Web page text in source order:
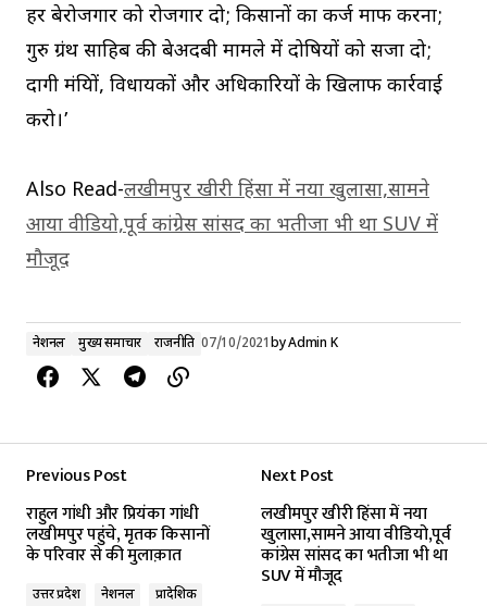
हर बेरोजगार को रोजगार दो; किसानों का कर्ज माफ करना;
गुरु ग्रंथ साहिब की बेअदबी मामले में दोषियों को सजा दो;
दागी मंत्रियों, विधायकों और अधिकारियों के खिलाफ कार्रवाई
करो।’
Also Read-लखीमपुर खीरी हिंसा में नया खुलासा,सामने
आया वीडियो,पूर्व कांग्रेस सांसद का भतीजा भी था SUV में
मौजूद
नेशनल मुख्य समाचार राजनीति 07/10/2021byAdmin K
Previous Post
राहुल गांधी और प्रियंका गांधी
लखीमपुर पहुंचे, मृतक किसानों
के परिवार से की मुलाक़ात
उत्तर प्रदेश नेशनल प्रादेशिक
Next Post
लखीमपुर खीरी हिंसा में नया
खुलासा,सामने आया वीडियो,पूर्व
कांग्रेस सांसद का भतीजा भी था
SUV में मौजूद